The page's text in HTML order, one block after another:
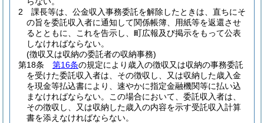
2
課長等は、公金収入事務委託を解除したときは、直ちにそ
の旨を委託収入者に通知して関係帳簿、用紙等を返還させ
るとともに、これを告示し、町広報及び掲示をもって公表
しなければならない。
(徴収又は収納の委託者の収納事務)
第18条
第16条の規定により歳入の徴収又は収納の事務委託
を受けた委託収入者は、その徴収し、又は収納した歳入金
を現金等払込書により、速やかに指定金融機関等に払い込
まなければならない。
この場合において、委託収入者は、
その徴収し、又は収納した歳入の内容を示す受託収入計算
書を添えなければならない。